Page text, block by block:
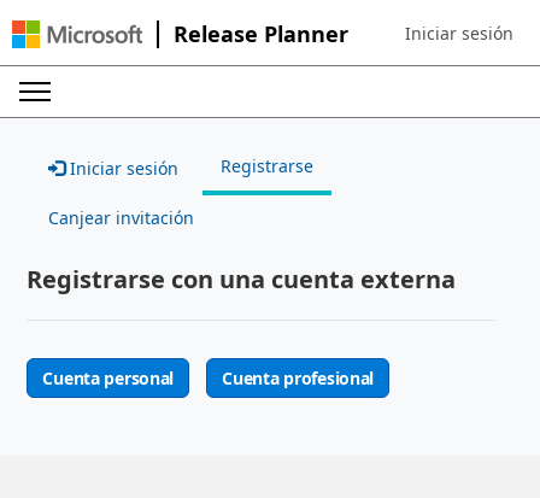
Release Planner Sign in to your
Iniciar sesión
Iniciar sesión Registrarse
Canjear invitación
Registrarse con una cuenta externa
Cuenta personal Cuenta profesional